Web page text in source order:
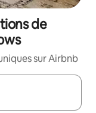
de
sur Airbnb
les flèches vers le